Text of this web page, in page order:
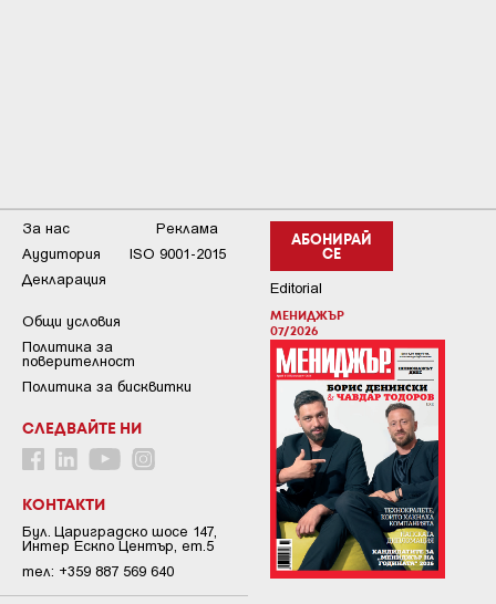
АБОНИРАЙ
СЕ
Editorial
МЕНИДЖЪР
07/2026
За нас
Реклама
Аудитория
ISO 9001-2015
Декларация
Общи условия
Пoлитикa зa
пoвepитeлнocт
Политика за бисквитки
СЛЕДВАЙТЕ НИ
КОНТАКТИ
Бул. Цариградско шосе 147,
Интер Ескпо Център, ет.5
тел: +359 887 569 640